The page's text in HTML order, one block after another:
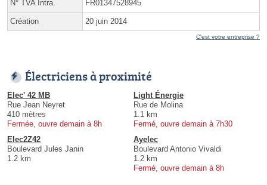
N° TVA Intra. FR01347528945
Création 20 juin 2014
C'est votre entreprise ?
Électriciens à proximité
Elec' 42 MB
Rue Jean Neyret
410 mètres
Fermée, ouvre demain à 8h
Light Énergie
Rue de Molina
1.1 km
Fermé, ouvre demain à 7h30
Elec2Z42
Boulevard Jules Janin
1.2 km
Ayelec
Boulevard Antonio Vivaldi
1.2 km
Fermé, ouvre demain à 8h